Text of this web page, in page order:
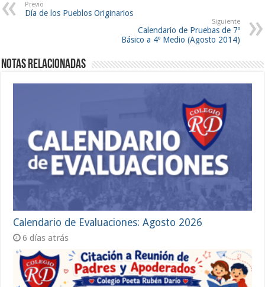
Previo
Día de los Pueblos Originarios
Siguiente
Calendario de Pruebas de 7º
Básico a 4º Medio (Agosto 2014)
Notas Relacionadas
Calendario de Evaluaciones: Agosto 2026
6 días atrás